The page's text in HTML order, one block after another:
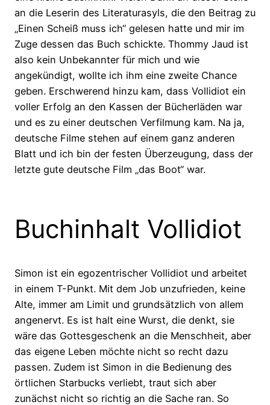
an die Leserin des Literaturasyls, die den Beitrag zu
„Einen Scheiß muss ich“ gelesen hatte und mir im
Zuge dessen das Buch schickte. Thommy Jaud ist
also kein Unbekannter für mich und wie
angekündigt, wollte ich ihm eine zweite Chance
geben. Erschwerend hinzu kam, dass Vollidiot ein
voller Erfolg an den Kassen der Bücherläden war
und es zu einer deutschen Verfilmung kam. Na ja,
deutsche Filme stehen auf einem ganz anderen
Blatt und ich bin der festen Überzeugung, dass der
letzte gute deutsche Film „das Boot“ war.
Buchinhalt Vollidiot
Simon ist ein egozentrischer Vollidiot und arbeitet
in einem T-Punkt. Mit dem Job unzufrieden, keine
Alte, immer am Limit und grundsätzlich von allem
angenervt. Es ist halt eine Wurst, die denkt, sie
wäre das Gottesgeschenk an die Menschheit, aber
das eigene Leben möchte nicht so recht dazu
passen. Zudem ist Simon in die Bedienung des
örtlichen Starbucks verliebt, traut sich aber
zunächst nicht so richtig an die Sache ran. So